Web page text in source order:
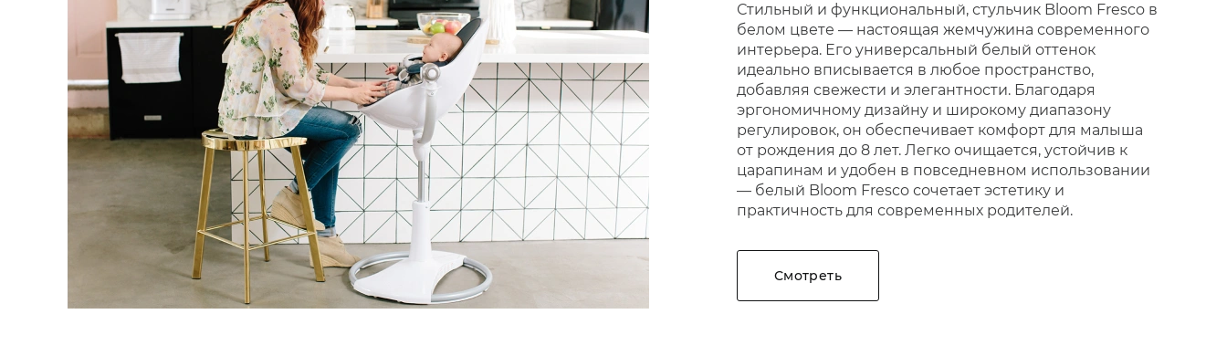
Стильный и функциональный, стульчик Bloom Fresco в
белом цвете — настоящая жемчужина современного
интерьера. Его универсальный белый оттенок
идеально вписывается в любое пространство,
добавляя свежести и элегантности. Благодаря
эргономичному дизайну и широкому диапазону
регулировок, он обеспечивает комфорт для малыша
от рождения до 8 лет. Легко очищается, устойчив к
царапинам и удобен в повседневном использовании
— белый Bloom Fresco сочетает эстетику и
практичность для современных родителей.
Смотреть